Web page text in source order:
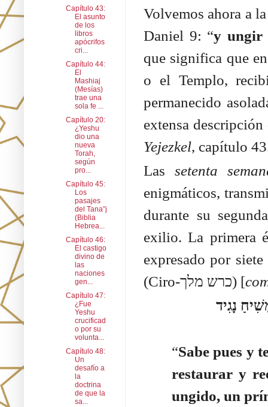
Volvemos ahora a
Daniel 9: “y ungir
que significa que
o el Templo,
permanecido
extensa
Yejezkel, capítulo
Lassetenta
enigmáticos,
durante su
exilio. La primera
expresado por
(Ciro-כרש מלך) [
“Sabe pues y
restaurar y
ungido, un
Capítulo 43:
El asunto
de los
libros
apócrifos
cri...
Capítulo 44:
El
Mashiaj
(Mesías)
trae una
sola fe ...
Capítulo 20:
¿Yeshu
dio una
nueva
Torah,
según
pro...
Capítulo 45:
Los
pasajes
del Tana”j
(Biblia
Hebrea...
Capítulo 46:
El castigo
divino de
las
naciones
gen...
Capítulo 47:
¿Fue
Yeshu
crucificad
o por su
volunta...
Capítulo 48:
Un
desafío a
la
doctrina
de que la
sa...